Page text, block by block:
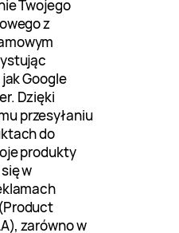
Twojego
z
Google
Dzięki
przesyłaniu
do
produkty
w
zarówno w